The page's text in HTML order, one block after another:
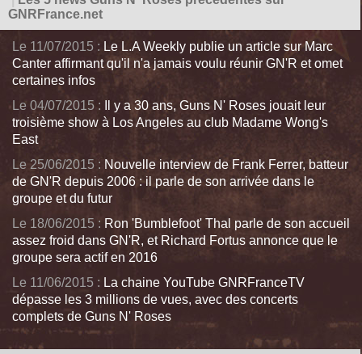
GNRFrance.net
Le 11/07/2015 : Le L.A Weekly publie un article sur Marc
Canter affirmant qu'il n'a jamais voulu réunir GN'R et omet
certaines infos
Le 04/07/2015 :
Il y a 30 ans, Guns N' Roses jouait leur
troisième show à Los Angeles au club Madame Wong's
East
Le 25/06/2015 : Nouvelle interview de Frank Ferrer, batteur
de GN'R depuis 2006 : il parle de son arrivée dans le
groupe et du futur
Le 18/06/2015 : Ron 'Bumblefoot' Thal parle de son accueil
assez froid dans GN'R, et Richard Fortus annonce que le
groupe sera actif en 2016
Le 11/06/2015 : La chaine YouTube GNRFranceTV
dépasse les 3 millions de vues, avec des concerts
complets de Guns N' Roses